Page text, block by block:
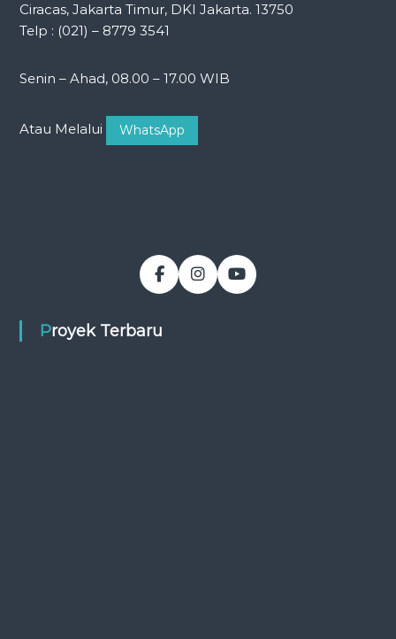
Ciracas, Jakarta Timur, DKI Jakarta. 13750
Telp : (021) – 8779 3541
Senin – Ahad, 08.00 – 17.00 WIB
Atau Melalui WhatsApp
Proyek Terbaru